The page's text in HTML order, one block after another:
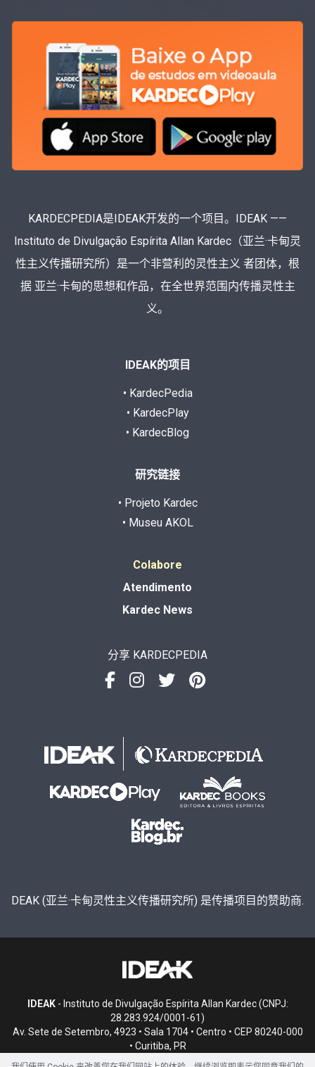
KARDECPEDIA是IDEAK开发的一个项目。IDEAK ——
Instituto de Divulgação Espírita Allan Kardec（亚兰·卡甸灵
性主义传播研究所）是一个非营利的灵性主义 者团体，根
据 亚兰·卡甸的思想和作品，在全世界范围内传播灵性主
义。
IDEAK的项目
• KardecPedia
• KardecPlay
• KardecBlog
研究链接
• Projeto Kardec
• Museu AKOL
Colabore
Atendimento
Kardec News
分享 KARDECPEDIA
DEAK (亚兰·卡甸灵性主义传播研究所) 是传播项目的赞助商.
IDEAK- Instituto de Divulgação Espírita Allan Kardec (CNPJ:
28.283.924/0001-61)
Av. Sete de Setembro, 4923 • Sala 1704 • Centro • CEP 80240-000
• Curitiba, PR